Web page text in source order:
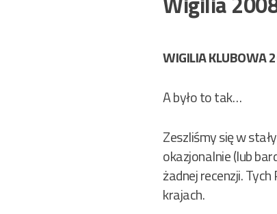
WIGILIA KLUBOWA
A było to tak…
Zeszliśmy się w
okazjonalnie (lub
żadnej recenzji.
krajach.